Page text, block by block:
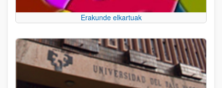
Erakunde elkartuak